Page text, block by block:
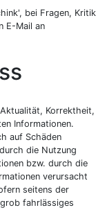
bei Fragen, Kritik
E-Mail an
Korrektheit,
Informationen.
auf Schäden
die Nutzung
bzw. durch die
verursacht
seitens der
fahrlässiges